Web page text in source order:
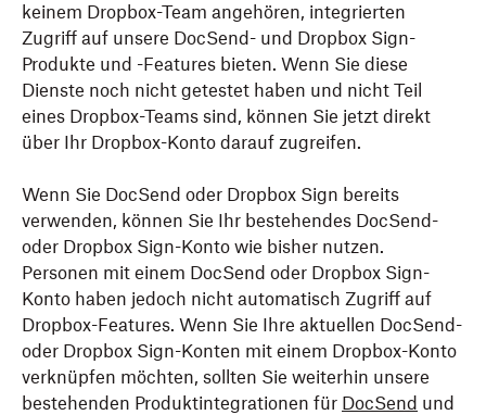
keinem Dropbox-Team angehören, integrierten
Zugriff auf unsere DocSend- und Dropbox Sign-
Produkte und -Features bieten. Wenn Sie diese
Dienste noch nicht getestet haben und nicht Teil
eines Dropbox-Teams sind, können Sie jetzt direkt
über Ihr Dropbox-Konto darauf zugreifen.
Wenn Sie DocSend oder Dropbox Sign bereits
verwenden, können Sie Ihr bestehendes DocSend-
oder Dropbox Sign-Konto wie bisher nutzen.
Personen mit einem DocSend oder Dropbox Sign-
Konto haben jedoch nicht automatisch Zugriff auf
Dropbox-Features. Wenn Sie Ihre aktuellen DocSend-
oder Dropbox Sign-Konten mit einem Dropbox-Konto
verknüpfen möchten, sollten Sie weiterhin unsere
bestehenden Produktintegrationen für DocSend und